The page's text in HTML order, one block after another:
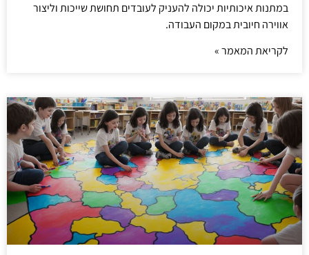
במתנות איכותיות יכולה להעניק לעובדים תחושת שייכות וליצור
אווירה חיובית במקום העבודה.
לקריאת המאמר »